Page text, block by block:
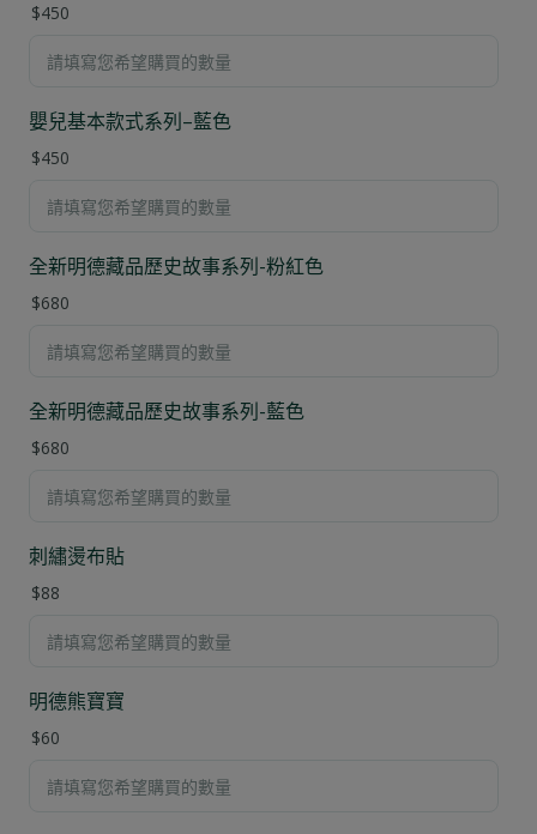
$450
嬰兒基本款式系列–藍色
$450
全新明德藏品歷史故事系列-粉紅色
$680
全新明德藏品歷史故事系列-藍色
$680
刺繡燙布貼
$88
明德熊寶寶
$60